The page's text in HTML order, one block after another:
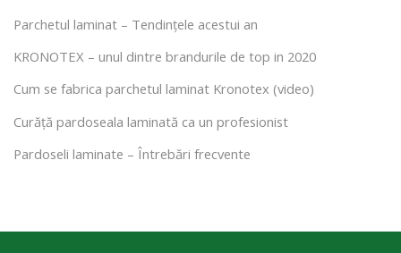
Parchetul laminat – Tendințele acestui an
KRONOTEX – unul dintre brandurile de top in 2020
Cum se fabrica parchetul laminat Kronotex (video)
Curăță pardoseala laminată ca un profesionist
Pardoseli laminate – Întrebări frecvente